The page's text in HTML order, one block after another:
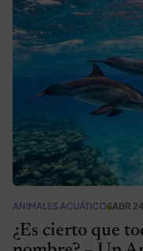
ANIMALES ACUÁTICOSABR
¿Es cierto que